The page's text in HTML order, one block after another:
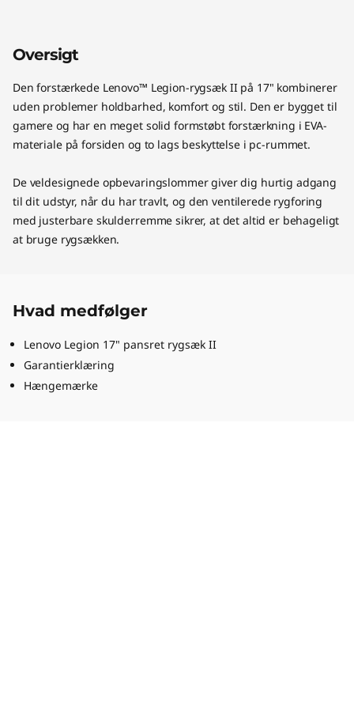
Oversigt
Den forstærkede Lenovo™ Legion-rygsæk II på 17" kombinerer
uden problemer holdbarhed, komfort og stil. Den er bygget til
gamere og har en meget solid formstøbt forstærkning i EVA-
materiale på forsiden og to lags beskyttelse i pc-rummet.
De veldesignede opbevaringslommer giver dig hurtig adgang
til dit udstyr, når du har travlt, og den ventilerede rygforing
med justerbare skulderremme sikrer, at det altid er behageligt
at bruge rygsækken.
Hvad medfølger
Lenovo Legion 17" pansret rygsæk II
Garantierklæring
Hængemærke